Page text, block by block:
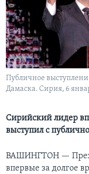
Learning English
СОЦИАЛЬНЫЕ СЕТИ
Языки
Публичное
Дамаска. Сирия, 6
Сирийский лидер
выступил с
ВАШИНГТОН —
впервые за долгое